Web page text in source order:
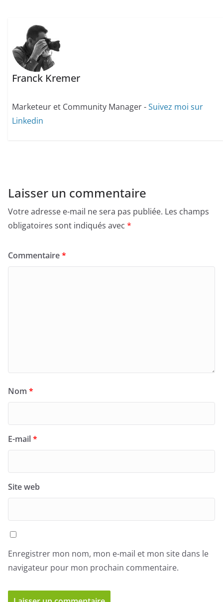
Franck Kremer
Marketeur et Community Manager -Suivez moi sur
Linkedin
Laisser un commentaire
Votre adresse e-mail ne sera pas publiée. Les champs
obligatoires sont indiqués avec *
Commentaire*
Nom *
E-mail*
Site web
Enregistrer mon nom, mon e-mail et mon site dans le
navigateur pour mon prochain commentaire.